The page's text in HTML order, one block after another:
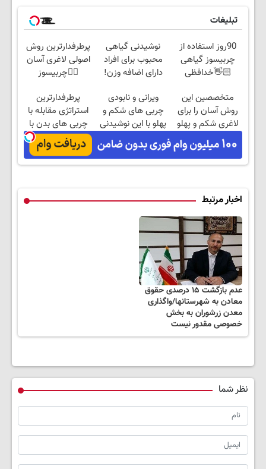
تبلیغات
90روز استفاده از
چربیسوز گیاهی
👋🏻خدافظی
خرید با تخفیف
نوشیدنی گیاهی
محبوب برای افراد
دارای اضافه وزن!
پرطرفدارترین روش
اصولی لاغری آسان
👈🏻چربیسوز
امروز)
متخصصین این
روش آسان را برای
لاغری شکم و پهلو
معرفی کردند
ویرانی و نابودی
چربی های شکم و
پهلو با این نوشیدنی
پرطرفدارترین
استراتژی مقابله با
چربی های بدن با
این نوشیدنی گیاهی
اخبار مرتبط
عدم بازگشت ۱۵ درصدی حقوق
معادن به شهرستانها/واگذاری
معدن زرشوران به بخش
خصوصی مقدور نیست
نظر شما